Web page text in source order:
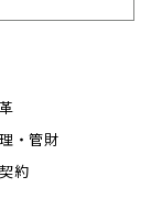
・管財
約